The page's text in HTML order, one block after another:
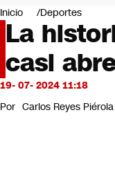
Mundo
Negocios
Deportes
Programas completos
Cultura
Servicios
Bits
CNN Data
Inicio Deportes
La
casi
19- 07- 2024 11:18
Por Carlos Reyes Piérola